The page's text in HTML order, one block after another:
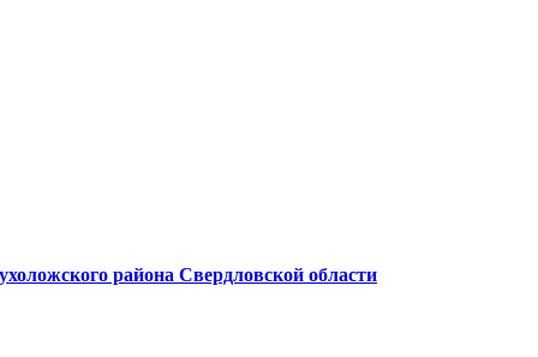
района Свердловской области